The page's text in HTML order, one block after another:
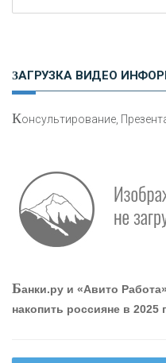
привлечь и
ЗАГРУЗКА ВИДЕО
Консультирование,
Банки.ру и «Авито
накопить россияне в 2025